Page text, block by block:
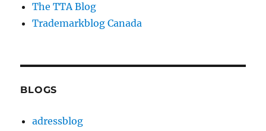
The TTA Blog
Trademarkblog Canada
BLOGS
adressblog